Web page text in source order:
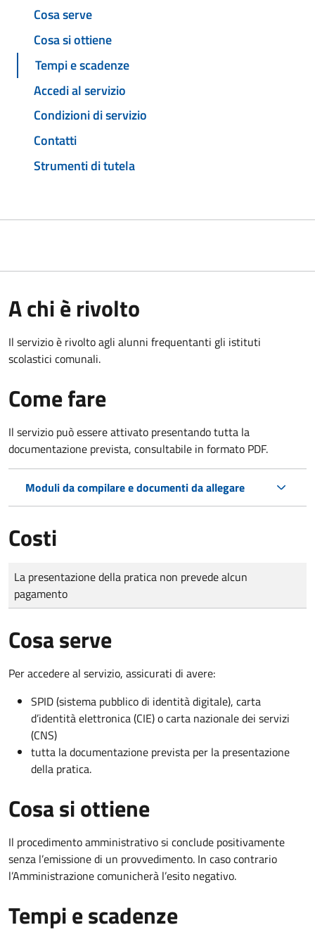
Cosa serve
Cosa si ottiene
Tempi e scadenze
Accedi al servizio
Condizioni di servizio
Contatti
Strumenti di tutela
A chi è rivolto
Il servizio è rivolto agli alunni frequentanti gli istituti
scolastici comunali.
Come fare
Il servizio può essere attivato presentando tutta la
documentazione prevista, consultabile in formato PDF.
Moduli da compilare e documenti da allegare
Costi
Tipo di pagamento
Importo
La presentazione della pratica non prevede alcun
pagamento
Cosa serve
Per accedere al servizio, assicurati di avere:
SPID (sistema pubblico di identità digitale), carta
d’identità elettronica (CIE) o carta nazionale dei servizi
(CNS)
tutta la documentazione prevista per la presentazione
della pratica.
Cosa si ottiene
Il procedimento amministrativo si conclude positivamente
senza l’emissione di un provvedimento. In caso contrario
l’Amministrazione comunicherà l’esito negativo.
Tempi e scadenze